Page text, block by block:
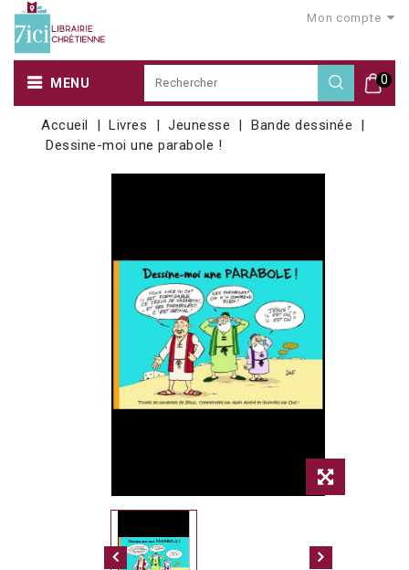
Mon compte
0
MENU
Accueil Livres Jeunesse
Bande dessinée
Dessine-moi une parabole !